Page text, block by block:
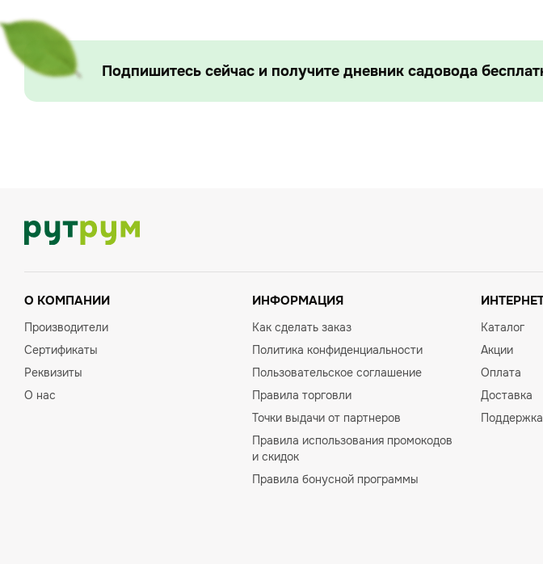
Подпишитесь сейчас и получите дневник садовода
О КОМПАНИИ
Производители
Сертификаты
Реквизиты
О нас
ИНФОРМАЦИЯ
Как сделать заказ
Политика конфиденциальности
Пользовательское соглашение
Правила торговли
Точки выдачи от партнеров
Правила использования промокодов
и скидок
Правила бонусной программы
Каталог
Акции
Оплата
Доставка
Поддержка